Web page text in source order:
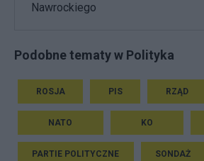
Nawrockiego
Podobne tematy w Polityka
ROSJA PIS RZĄD
NATO KO
PARTIE POLITYCZNE SONDAŻ